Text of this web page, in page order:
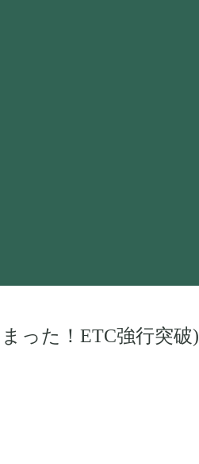
った！ETC強行突破)